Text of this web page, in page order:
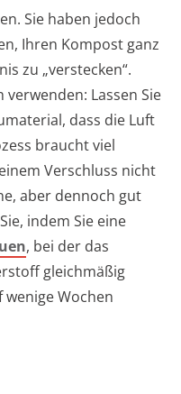
Sie haben jedoch
Ihren Kompost ganz
zu „verstecken“.
verwenden: Lassen Sie
dass die Luft
braucht viel
Verschluss nicht
aber dennoch gut
indem Sie eine
, bei der das
gleichmäßig
Wochen